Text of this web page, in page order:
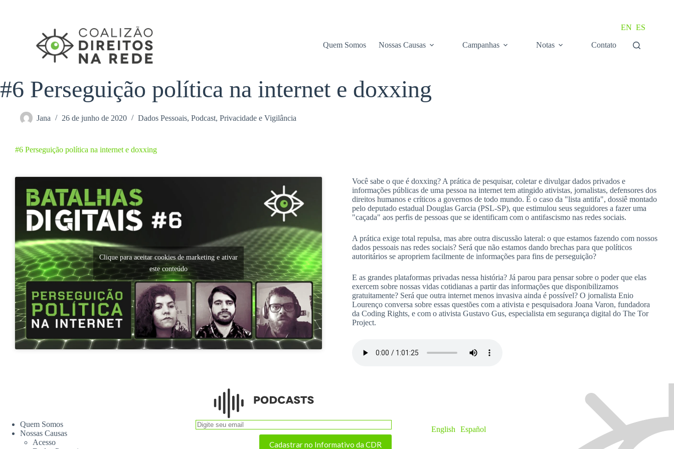
EN ES
Quem Somos Nossas Causas Campanhas Notas Contato
#6 Perseguição política na internet e doxxing
Jana 26 de junho de 2020 Dados Pessoais, Podcast, Privacidade e Vigilância
#6 Perseguição política na internet e doxxing
Clique para aceitar cookies de marketing e ativar
este conteúdo
Você sabe o que é doxxing? A prática de pesquisar, coletar e divulgar dados privados e
informações públicas de uma pessoa na internet tem atingido ativistas, jornalistas, defensores dos
direitos humanos e críticos a governos de todo mundo. É o caso da "lista antifa", dossiê montado
pelo deputado estadual Douglas Garcia (PSL-SP), que estimulou seus seguidores a fazer uma
"caçada" aos perfis de pessoas que se identificam com o antifascismo nas redes sociais.
A prática exige total repulsa, mas abre outra discussão lateral: o que estamos fazendo com nossos
dados pessoais nas redes sociais? Será que não estamos dando brechas para que políticos
autoritários se apropriem facilmente de informações para fins de perseguição?
E as grandes plataformas privadas nessa história? Já parou para pensar sobre o poder que elas
exercem sobre nossas vidas cotidianas a partir das informações que disponibilizamos
gratuitamente? Será que outra internet menos invasiva ainda é possível? O jornalista Enio
Lourenço conversa sobre essas questões com a ativista e pesquisadora Joana Varon, fundadora
da Coding Rights, e com o ativista Gustavo Gus, especialista em segurança digital do The Tor
Project.
Quem Somos
Nossas Causas
Acesso
Cadastrar no Informativo da CDR
English Español